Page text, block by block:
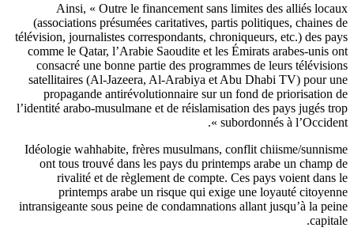
Ainsi, « Outre le financement sans limites des alliés
(associations présumées caritatives, partis politiques, chaines
télévision, journalistes correspondants, chroniqueurs, etc.) des
comme le Qatar, l’Arabie Saoudite et les Émirats arabes-unis
consacré une bonne partie des programmes de leurs
satellitaires (Al-Jazeera, Al-Arabiya et Abu Dhabi TV) pour
propagande antirévolutionnaire sur un fond de priorisation
l’identité arabo-musulmane et de réislamisation des pays jugés
subordonnés à
Idéologie wahhabite, frères musulmans, conflit chiisme/
ont tous trouvé dans les pays du printemps arabe un champ
rivalité et de règlement de compte. Ces pays voient
printemps arabe un risque qui exige une loyauté
intransigeante sous peine de condamnations allant jusqu’à la